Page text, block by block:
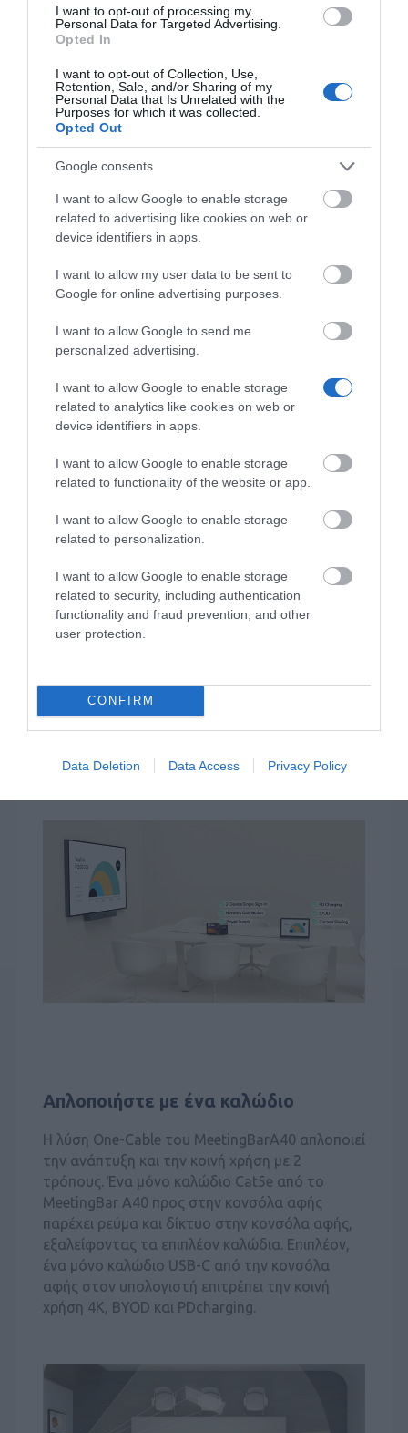
I want to opt-out of processing my
Personal Data for Targeted Advertising.
Opted In
I want to opt-out of Collection, Use,
Retention, Sale, and/or Sharing of my
Personal Data that Is Unrelated with the
Purposes for which it was collected.
Opted Out
Google consents
I want to allow Google to enable storage
related to advertising like cookies on web or
device identifiers in apps.
I want to allow my user data to be sent to
Google for online advertising purposes.
I want to allow Google to send me
personalized advertising.
I want to allow Google to enable storage
related to analytics like cookies on web or
device identifiers in apps.
I want to allow Google to enable storage
related to functionality of the website or app.
I want to allow Google to enable storage
related to personalization.
I want to allow Google to enable storage
related to security, including authentication
functionality and fraud prevention, and other
user protection.
CONFIRM
Data Deletion Data Access Privacy Policy
ασφαλή εμπειρία χρήστη.
Το Yealink A40-031 περιλαμβάνει την touch
κονσόλα CTP25.
Σχεδιασμένο για απλότητα
Το MeetingBarA40 είναι ένα All-in-One Video
Bar νέας γενιάς, που αξιοποιεί την κορυφαία
στον κλάδο τεχνητή νοημοσύνη για να
βελτιώσει τις καθημερινές υβριδικές συσκέψεις.
Προσφέρει εύκολη εγκατάσταση και χρήση,
συνεδριάσεων μικρού και μεσαίου μεγέθους.
Απλοποιήστε με ένα καλώδιο
Η λύση One-Cable του MeetingBarA40 απλοποιεί
την ανάπτυξη και την κοινή χρήση με 2
τρόπους. Ένα μόνο καλώδιο Cat5e από το
MeetingBar A40 προς στην κονσόλα αφής
παρέχει ρεύμα και δίκτυο στην κονσόλα αφής,
εξαλείφοντας τα επιπλέον καλώδια. Επιπλέον,
ένα μόνο καλώδιο USB-C από την κονσόλα
αφής στον υπολογιστή επιτρέπει την κοινή
χρήση 4K, BYOD και PDcharging.